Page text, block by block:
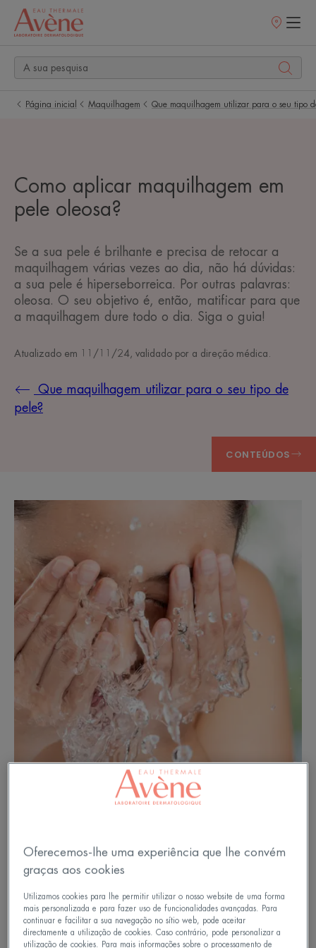
Pontos
Página inicial Maquilhagem Que maquilhagem utilizar para o seu tipo
Como aplicar maquilhagem em
pele oleosa?
Se a sua pele é brilhante e precisa de retocar a
maquilhagem várias vezes ao dia, não há dúvidas:
a sua pele é hiperseborreica. Por outras palavras:
oleosa. O seu objetivo é, então, matificar para que
a maquilhagem dure todo o dia. Siga o guia!
Atualizado em 11/11/24, validado por a direção médica
Que maquilhagem utilizar para o seu tipo de
pele?
CONTEÚDOS
Pele oleosa: limpar e hidratar
Textura irregular da pele, poros largos, pele
brilhante... É assim que se caracteriza a pele
oleosa. Produz excesso de sebo e este pode ter
Oferecemos-lhe uma experiência que lhe convém
graças aos cookies
Utilizamos cookies para lhe permitir utilizar o nosso website de uma forma
mais personalizada e para fazer uso de funcionalidades avançadas. Para
continuar e facilitar a sua navegação no sítio web, pode aceitar
directamente a utilização de cookies. Caso contrário, pode personalizar a
utilização de cookies. Para mais informações sobre o processamento de